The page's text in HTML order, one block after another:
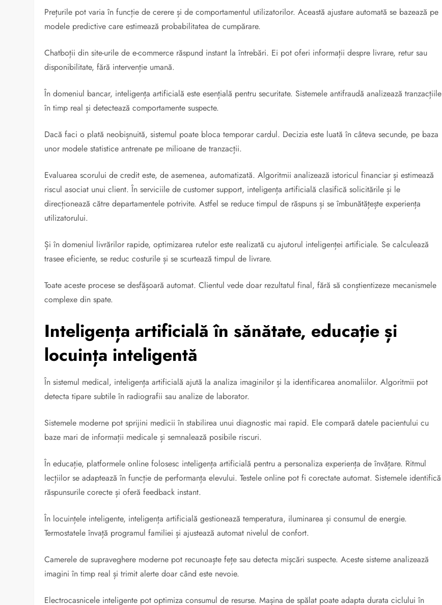
Prețurile pot varia în funcție de cerere și de comportamentul utilizatorilor. Această ajustare automată se bazează pe
modele predictive care estimează probabilitatea de cumpărare.
Chatboții din site-urile de e-commerce răspund instant la întrebări. Ei pot oferi informații despre livrare, retur sau
disponibilitate, fără intervenție umană.
În domeniul bancar, inteligența artificială este esențială pentru securitate. Sistemele antifraudă analizează tranzacțiile
în timp real și detectează comportamente suspecte.
Dacă faci o plată neobișnuită, sistemul poate bloca temporar cardul. Decizia este luată în câteva secunde, pe baza
unor modele statistice antrenate pe milioane de tranzacții.
Evaluarea scorului de credit este, de asemenea, automatizată. Algoritmii analizează istoricul financiar și estimează
riscul asociat unui client. În serviciile de customer support, inteligența artificială clasifică solicitările și le
direcționează către departamentele potrivite. Astfel se reduce timpul de răspuns și se îmbunătățește experiența
utilizatorului.
Și în domeniul livrărilor rapide, optimizarea rutelor este realizată cu ajutorul inteligenței artificiale. Se calculează
trasee eficiente, se reduc costurile și se scurtează timpul de livrare.
Toate aceste procese se desfășoară automat. Clientul vede doar rezultatul final, fără să conștientizeze mecanismele
complexe din spate.
Inteligența artificială în sănătate, educație și
locuința inteligentă
În sistemul medical, inteligența artificială ajută la analiza imaginilor și la identificarea anomaliilor. Algoritmii pot
detecta tipare subtile în radiografii sau analize de laborator.
Sistemele moderne pot sprijini medicii în stabilirea unui diagnostic mai rapid. Ele compară datele pacientului cu
baze mari de informații medicale și semnalează posibile riscuri.
În educație, platformele online folosesc inteligența artificială pentru a personaliza experiența de învățare. Ritmul
lecțiilor se adaptează în funcție de performanța elevului. Testele online pot fi corectate automat. Sistemele identifică
răspunsurile corecte și oferă feedback instant.
În locuințele inteligente, inteligența artificială gestionează temperatura, iluminarea și consumul de energie.
Termostatele învață programul familiei și ajustează automat nivelul de confort.
Camerele de supraveghere moderne pot recunoaște fețe sau detecta mișcări suspecte. Aceste sisteme analizează
imagini în timp real și trimit alerte doar când este nevoie.
Electrocasnicele inteligente pot optimiza consumul de resurse. Mașina de spălat poate adapta durata ciclului în